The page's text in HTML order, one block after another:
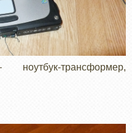
трансформер,